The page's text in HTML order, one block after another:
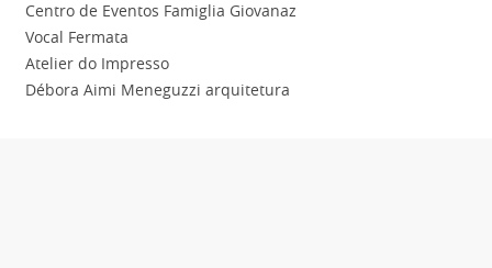
Centro de Eventos Famiglia Giovanaz
Vocal Fermata
Atelier do Impresso
Débora Aimi Meneguzzi arquitetura